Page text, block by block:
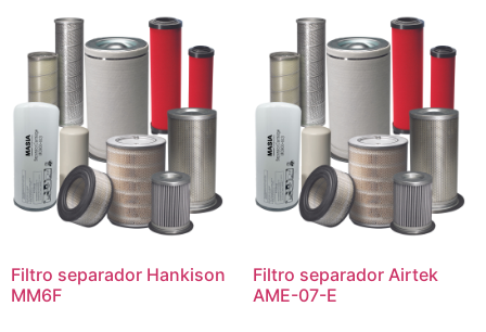
Filtro separador Hankison
MM6F
Filtro separador Airtek
AME-07-E